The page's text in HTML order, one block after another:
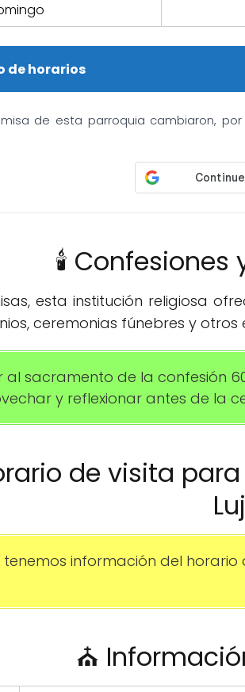
de horarios
de esta parroquia cambiaron,
🕯️ Confesiones
esta institución religiosa
ceremonias fúnebres y otros
al sacramento de la confesión
y reflexionar antes de la
de visita para
información del
⛪